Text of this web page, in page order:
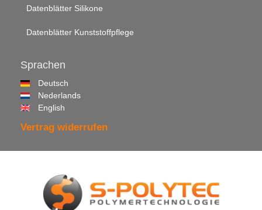
Datenblätter Silikone
Datenblätter Kunststoffpflege
Sprachen
Deutsch
Nederlands
English
Vertrag widerrufen